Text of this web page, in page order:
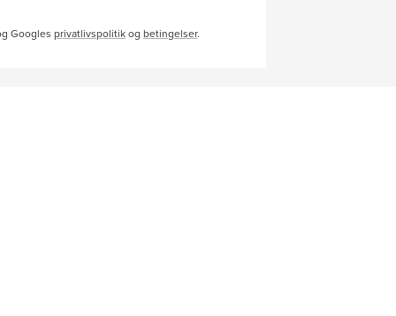
Googles privatlivspolitik og betingelser.